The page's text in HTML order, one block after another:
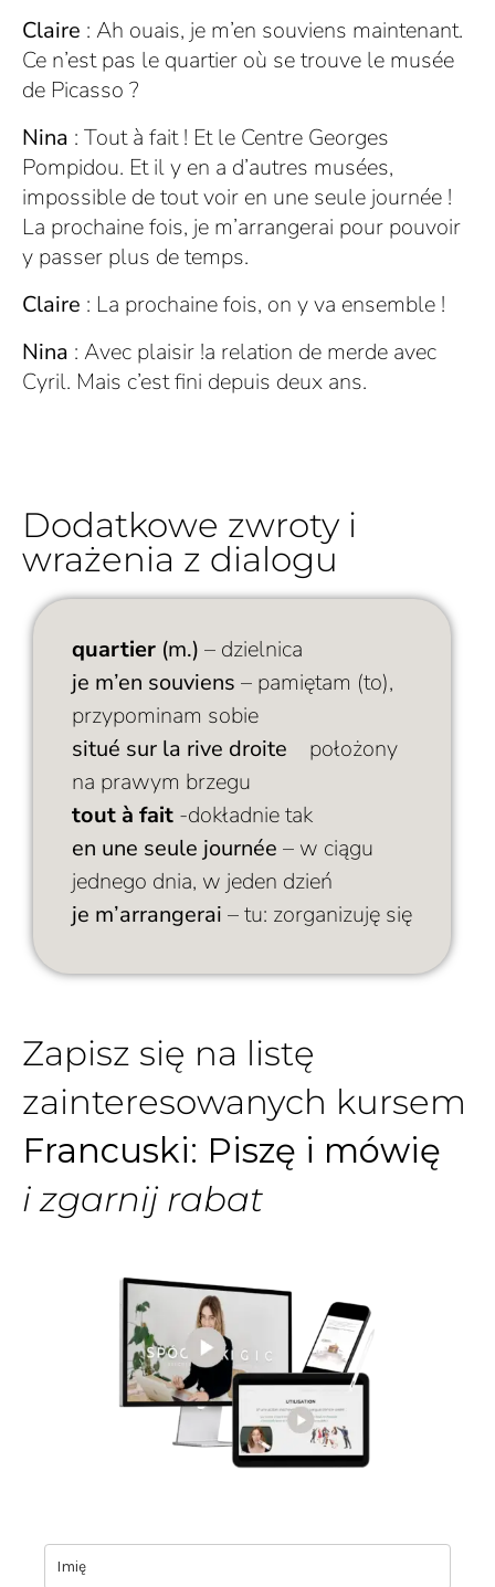
Claire : Ah ouais, je m’en souviens maintenant.
Ce n’est pas le quartier où se trouve le musée
de Picasso ?
Nina : Tout à fait ! Et le Centre Georges
Pompidou. Et il y en a d’autres musées,
impossible de tout voir en une seule journée !
La prochaine fois, je m’arrangerai pour pouvoir
y passer plus de temps.
Claire : La prochaine fois, on y va ensemble !
Nina : Avec plaisir !a relation de merde avec
Cyril. Mais c’est fini depuis deux ans.
Dodatkowe zwroty i
wrażenia z dialogu
quartier (m.) – dzielnica
je m’en souviens – pamiętam (to),
przypominam sobie
situé sur la rive droite
położony
na prawym brzegu
tout à fait -dokładnie tak
en une seule journée – w ciągu
jednego dnia, w jeden dzień
je m’arrangerai – tu: zorganizuję się
Zapisz się na listę
zainteresowanych kursem
Francuski: Piszę i mówię
i zgarnij rabat